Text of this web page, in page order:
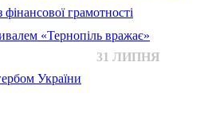
грамотності
«Тернопіль вражає»
31 ЛИПНЯ
України